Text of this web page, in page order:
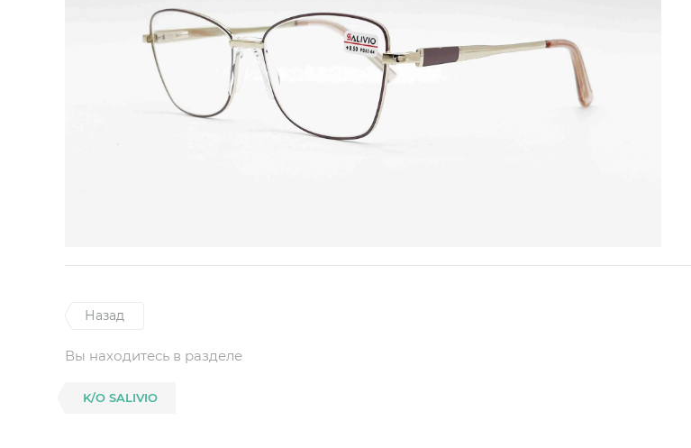
Назад
Вы находитесь в разделе
K/O SALIVIO